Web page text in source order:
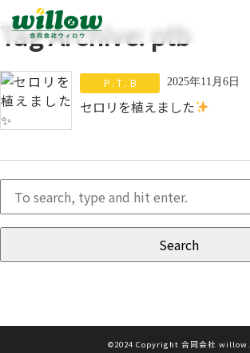
Tag Archive: ptb
P.T.B 2025年11月6日
セロリを植えました
Search
©2024 Copyright 合同会社 willow.